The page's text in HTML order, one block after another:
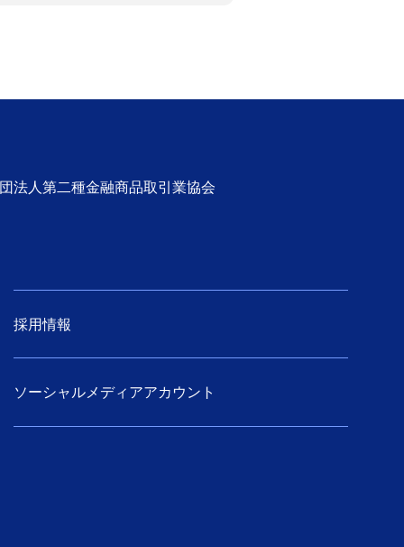
人第二種金融商品取引業協会
採用情報
ソーシャルメディアアカウント